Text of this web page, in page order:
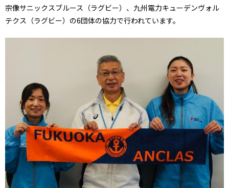
宗像サニックスブルース（ラグビー）、九州電力キューデンヴォル
テクス（ラグビー）の6団体の協力で行われています。